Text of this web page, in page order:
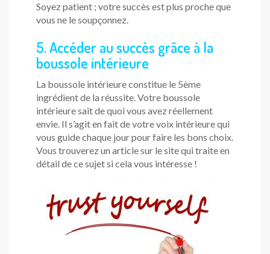
Soyez patient ; votre succès est plus proche que
vous ne le soupçonnez.
5. Accéder au succès grâce à la
boussole intérieure
La boussole intérieure constitue le 5ème
ingrédient de la réussite. Votre boussole
intérieure sait de quoi vous avez réellement
envie. Il s’agit en fait de votre voix intérieure qui
vous guide chaque jour pour faire les bons choix.
Vous trouverez un article sur le site qui traite en
détail de ce sujet si cela vous intéresse !